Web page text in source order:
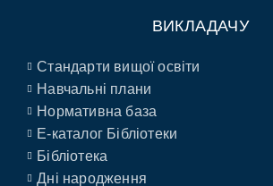
ВИКЛАДАЧУ
Стандарти вищої освіти
Навчальні плани
Нормативна база
E-каталог Бібліотеки
Бібліотека
Дні народження